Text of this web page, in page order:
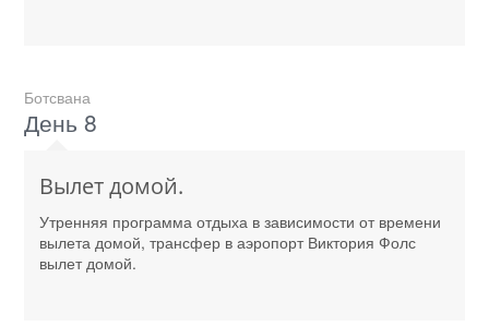
Ботсвана
День 8
Вылет домой.
Утренняя программа отдыха в зависимости от времени
вылета домой, трансфер в аэропорт Виктория Фолс
вылет домой.